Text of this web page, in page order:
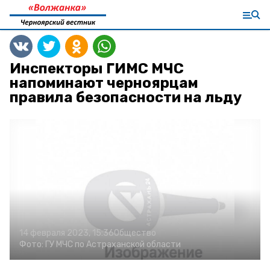
Инспекторы ГИМС МЧС
напоминают черноярцам
правила безопасности на льду
14 февраля 2023, 15:36Общество
Фото: ГУ МЧС по Астраханской области